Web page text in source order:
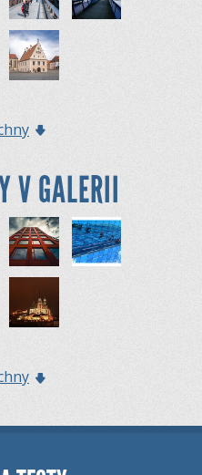
V GALERII